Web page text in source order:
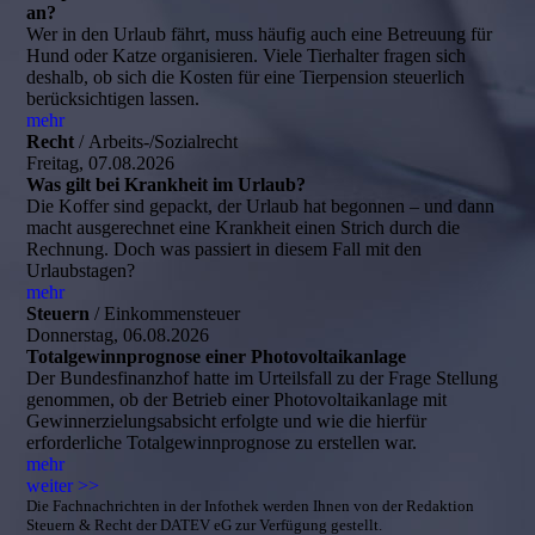
an?
Wer in den Urlaub fährt, muss häufig auch eine Betreuung für
Hund oder Katze organisieren. Viele Tierhalter fragen sich
deshalb, ob sich die Kosten für eine Tierpension steuerlich
berücksichtigen lassen.
mehr
Recht / Arbeits-/Sozialrecht
Freitag, 07.08.2026
Was gilt bei Krankheit im Urlaub?
Die Koffer sind gepackt, der Urlaub hat begonnen – und dann
macht ausgerechnet eine Krankheit einen Strich durch die
Rechnung. Doch was passiert in diesem Fall mit den
Urlaubstagen?
mehr
Steuern / Einkommensteuer
Donnerstag, 06.08.2026
Totalgewinnprognose einer Photovoltaikanlage
Der Bundesfinanzhof hatte im Urteilsfall zu der Frage Stellung
genommen, ob der Betrieb einer Photovoltaikanlage mit
Gewinnerzielungsabsicht erfolgte und wie die hierfür
erforderliche Totalgewinnprognose zu erstellen war.
mehr
weiter >>
Die Fachnachrichten in der Infothek werden Ihnen von der Redaktion
Steuern & Recht der DATEV eG zur Verfügung gestellt.